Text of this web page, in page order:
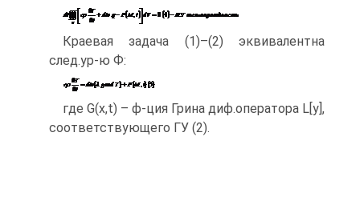
Краевая задача (1)–(2) эквивалентна
след.ур-ю Ф:
где G(x,t) – ф-ция Грина диф.оператора L[y],
соответствующего ГУ (2).